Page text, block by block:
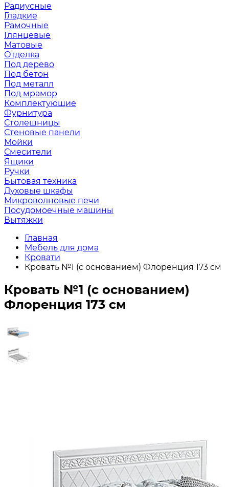
Радиусные
Гладкие
Рамочные
Глянцевые
Матовые
Отделка
Под дерево
Под бетон
Под металл
Под мрамор
Комплектующие
Фурнитура
Столешницы
Стеновые панели
Мойки
Смесители
Ящики
Ручки
Бытовая техника
Духовые шкафы
Микроволновые печи
Посудомоечные машины
Вытяжки
Главная
Мебель для дома
Кровати
Кровать №1 (с основанием) Флоренция 173 см
Кровать №1 (с основанием)
Флоренция 173 см